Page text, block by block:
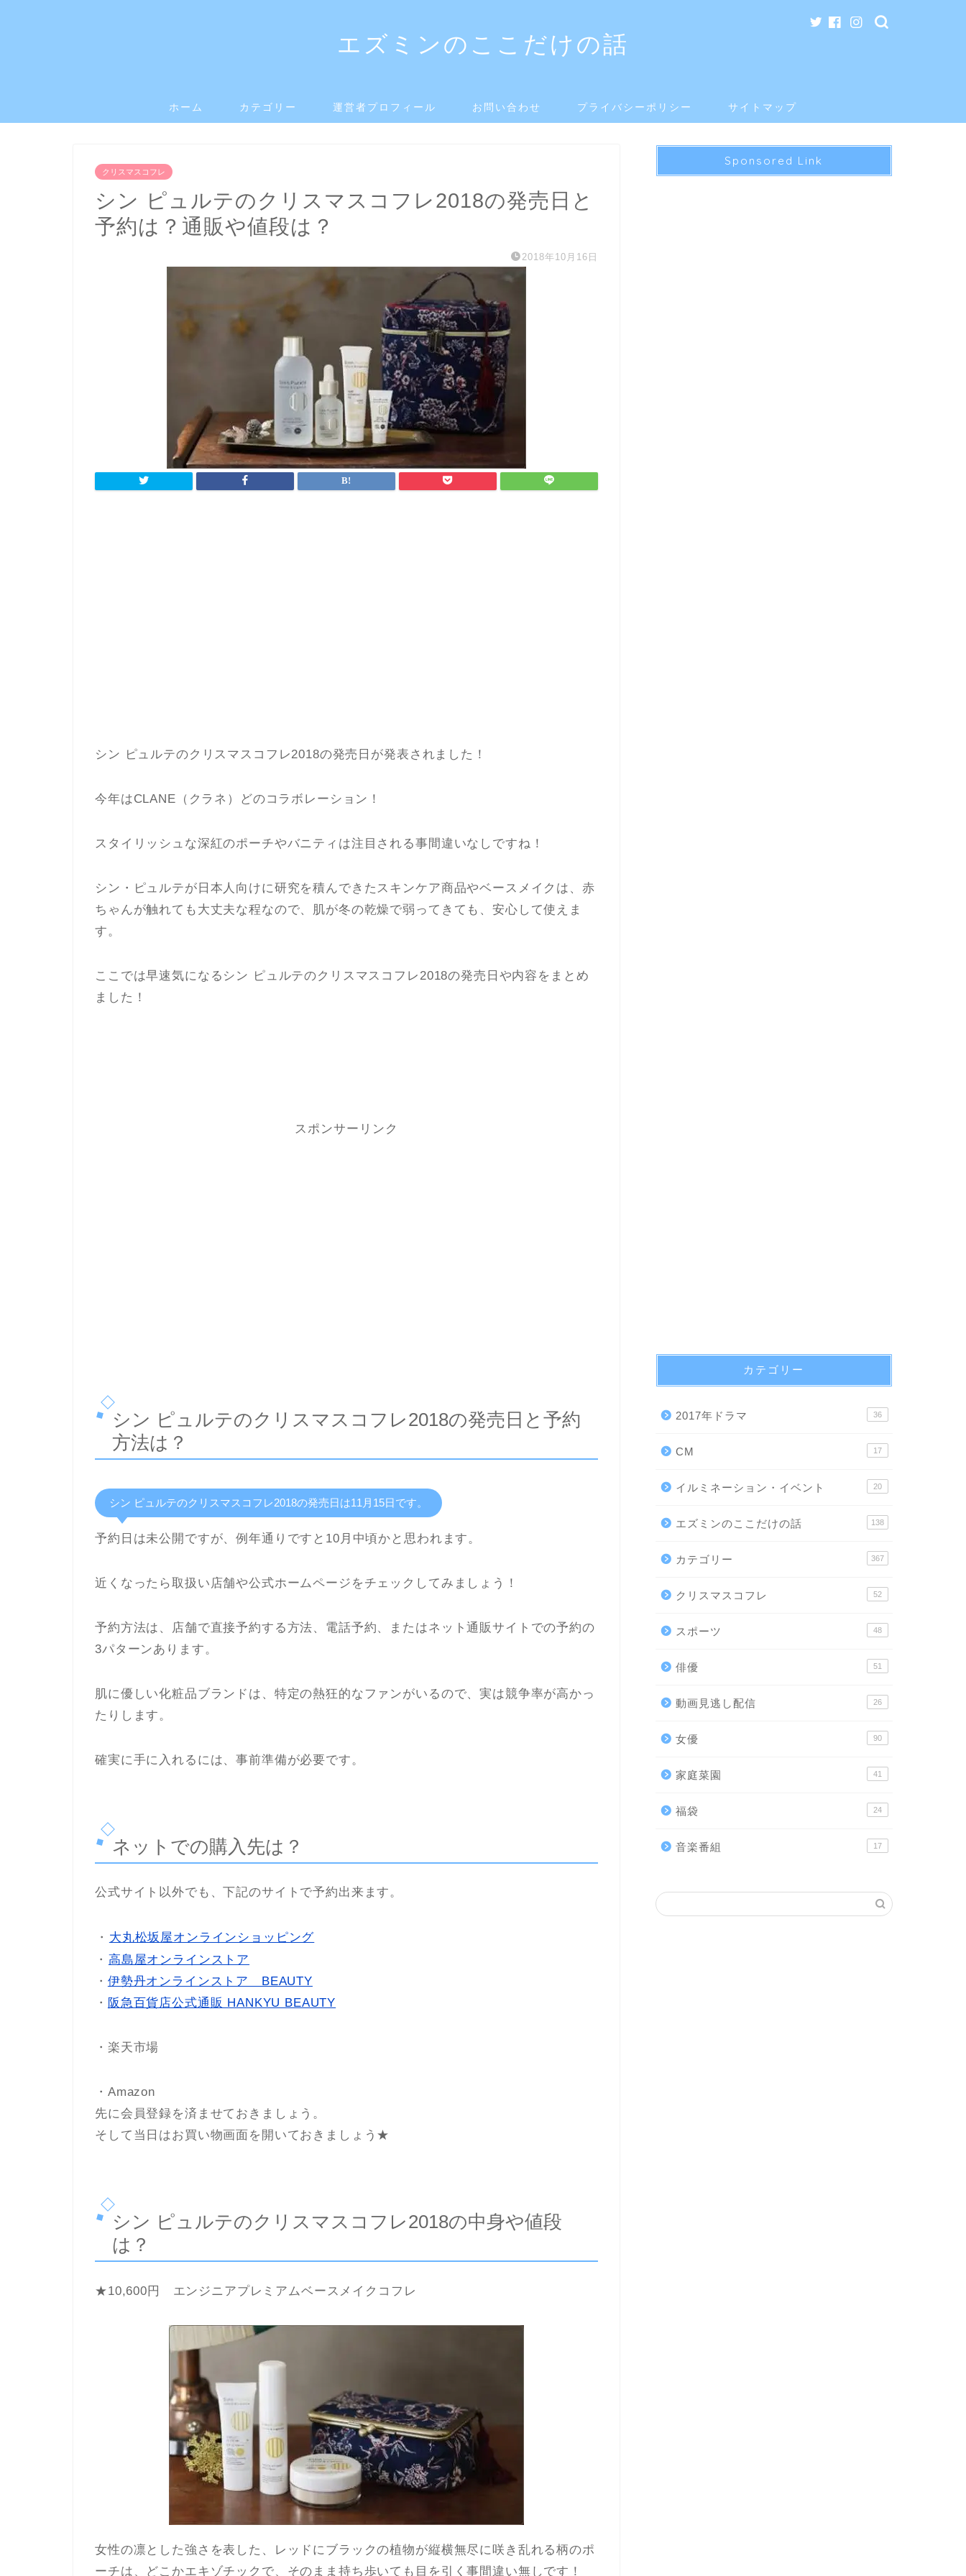
エズミンのここだけの話
ホーム カテゴリー 運営者プロフィール お問い合わせ プライバシーポリシー サイトマップ
クリスマスコフレ
シン ピュルテのクリスマスコフレ2018の発売日と
予約は？通販や値段は？
2018年10月16日
シン ピュルテのクリスマスコフレ2018の発売日が発表されました！
今年はCLANE（クラネ）どのコラボレーション！
スタイリッシュな深紅のポーチやバニティは注目される事間違いなしですね！
シン・ピュルテが日本人向けに研究を積んできたスキンケア商品やベースメイクは、赤
ちゃんが触れても大丈夫な程なので、肌が冬の乾燥で弱ってきても、安心して使えま
す。
ここでは早速気になるシン ピュルテのクリスマスコフレ2018の発売日や内容をまとめ
ました！
スポンサーリンク
シン ピュルテのクリスマスコフレ2018の発売日と予約
方法は？
シン ピュルテのクリスマスコフレ2018の発売日は11月15日です。
予約日は未公開ですが、例年通りですと10月中頃かと思われます。
近くなったら取扱い店舗や公式ホームページをチェックしてみましょう！
予約方法は、店舗で直接予約する方法、電話予約、またはネット通販サイトでの予約の
3パターンあります。
肌に優しい化粧品ブランドは、特定の熱狂的なファンがいるので、実は競争率が高かっ
たりします。
確実に手に入れるには、事前準備が必要です。
ネットでの購入先は？
公式サイト以外でも、下記のサイトで予約出来ます。
・ 大丸松坂屋オンラインショッピング
・ 高島屋オンラインストア
・ 伊勢丹オンラインストア BEAUTY
・ 阪急百貨店公式通販 HANKYU BEAUTY
・楽天市場
・Amazon
先に会員登録を済ませておきましょう。
そして当日はお買い物画面を開いておきましょう★
シン ピュルテのクリスマスコフレ2018の中身や値段
は？
★10,600円 エンジニアプレミアムベースメイクコフレ
女性の凛とした強さを表した、レッドにブラックの植物が縦横無尽に咲き乱れる柄のポ
ーチは、どこかエキゾチックで、そのまま持ち歩いても目を引く事間違い無しです！
Sponsored Link
カテゴリー
2017年ドラマ 36
CM 17
イルミネーション・イベント 20
エズミンのここだけの話 138
カテゴリー 367
クリスマスコフレ 52
スポーツ 48
俳優 51
動画見逃し配信 26
女優 90
家庭菜園 41
福袋 24
音楽番組 17